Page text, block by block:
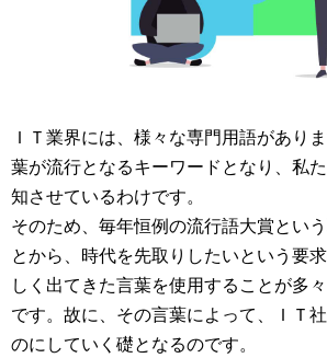
ＩＴ業界には、様々な専門用語があり
葉が流行となるキーワードとなり、私
知させているわけです。
そのため、毎年恒例の流行語大賞とい
とから、時代を先取りしたいという要
しく出てきた言葉を使用することが多
です。故に、その言葉によって、ＩＴ
のにしていく礎となるのです。